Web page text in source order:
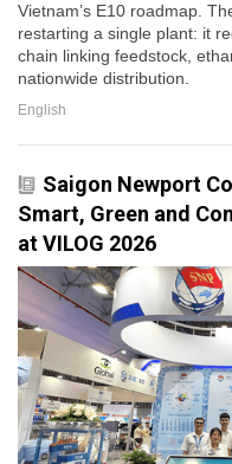
Vietnam’s E10 roadmap.
restarting a single plant: it
chain linking feedstock,
nationwide distribution.
English
Saigon Newport
Smart, Green and
at VILOG 2026